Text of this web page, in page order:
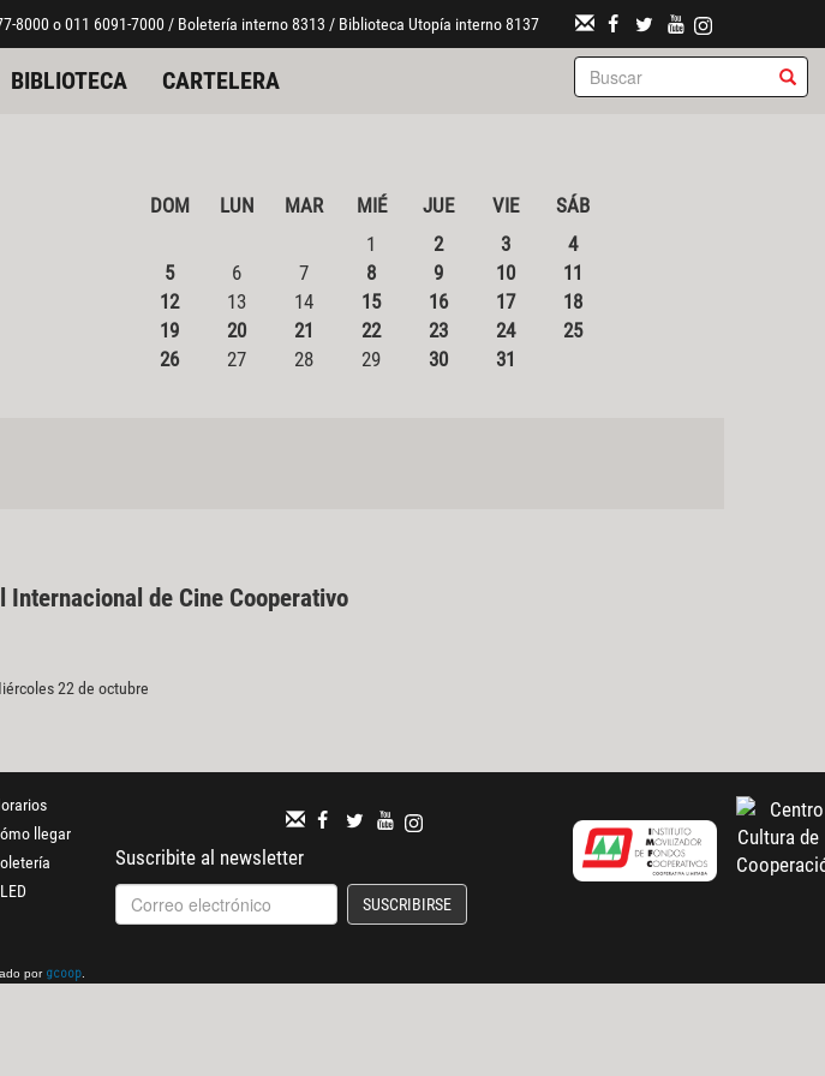
8000 o 011 6091-7000 / Boletería interno 8313 / Biblioteca Utopía interno 8137
BIBLIOTECA CARTELERA
DOM LUN MAR MIÉ JUE VIE
SÁB
1
2 3
4
5
6 7 8 9 10
11
12
13 14 15 16 17
18
19
20 21 22 23 24
25
26
27 28 29 30 31
Internacional de Cine Cooperativo
22 de octubre
llegar
Suscribite al newsletter
SUSCRIBIRSE
por gcoop